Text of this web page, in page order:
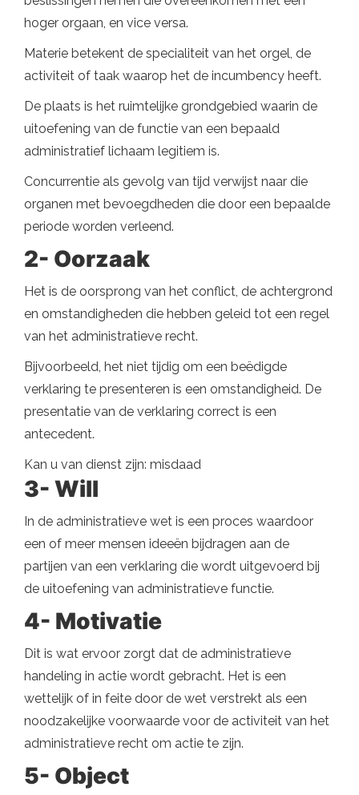
hoger orgaan, en vice versa.
Materie betekent de specialiteit van het orgel, de
activiteit of taak waarop het de incumbency heeft.
De plaats is het ruimtelijke grondgebied waarin de
uitoefening van de functie van een bepaald
administratief lichaam legitiem is.
Concurrentie als gevolg van tijd verwijst naar die
organen met bevoegdheden die door een bepaalde
periode worden verleend.
2- Oorzaak
Het is de oorsprong van het conflict, de achtergrond
en omstandigheden die hebben geleid tot een regel
van het administratieve recht.
Bijvoorbeeld, het niet tijdig om een ​​beëdigde
verklaring te presenteren is een omstandigheid. De
presentatie van de verklaring correct is een
antecedent.
Kan u van dienst zijn: misdaad
3- Will
In de administratieve wet is een proces waardoor
een of meer mensen ideeën bijdragen aan de
partijen van een verklaring die wordt uitgevoerd bij
de uitoefening van administratieve functie.
4- Motivatie
Dit is wat ervoor zorgt dat de administratieve
handeling in actie wordt gebracht. Het is een
wettelijk of in feite door de wet verstrekt als een
noodzakelijke voorwaarde voor de activiteit van het
administratieve recht om actie te zijn.
5- Object